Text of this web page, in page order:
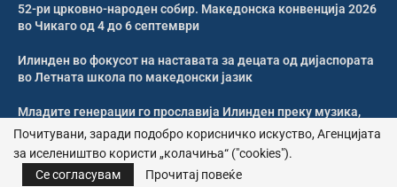
52-ри црковно-народен собир. Македонска конвенција 2026
во Чикаго од 4 до 6 септември
Илинден во фокусот на наставата за децата од дијаспората
во Летната школа по македонски јазик
Младите генерации го прославија Илинден преку музика,
оро и македонската традиција
Свечено и молитвено одбележан Илинден во Џилонг
Почитувани, заради подобро корисничко искуство, Агенцијата
за иселеништво користи „колачиња“ ("cookies").
Се согласувам
Прочитај повеќе